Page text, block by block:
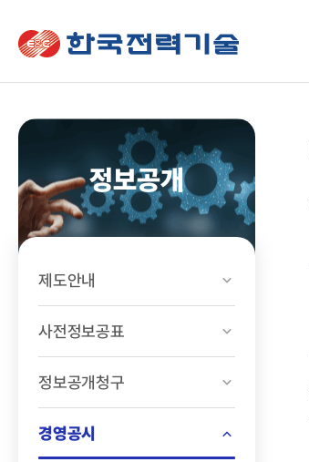
한국전력기술
정보공개
제도안내
사전정보공표
정보공개청구
경영공시